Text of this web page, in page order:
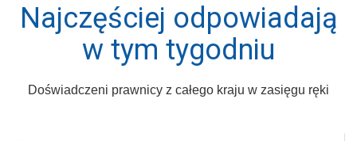
Najczęściej odpowiadają
w tym tygodniu
Doświadczeni prawnicy z całego kraju w zasięgu ręki